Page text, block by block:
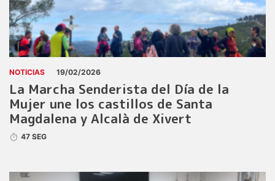
NOTICIAS 19/02/2026
La Marcha Senderista del Día de la
Mujer une los castillos de Santa
Magdalena y Alcalà de Xivert
47 SEG